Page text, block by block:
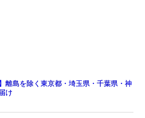
離島を除く東京都・埼玉県・千葉県・神
け